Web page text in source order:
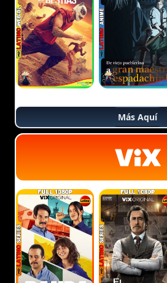
Más Aquí